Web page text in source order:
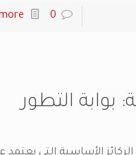
0
بوابة التطور